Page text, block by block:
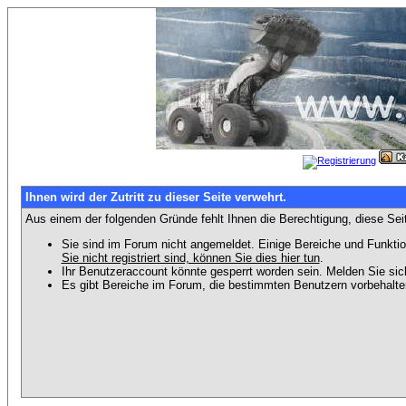
Ihnen wird der Zutritt zu dieser Seite verwehrt.
Aus einem der folgenden Gründe fehlt Ihnen die Berechtigung, diese
Sie sind im Forum nicht angemeldet. Einige Bereiche und
Sie nicht registriert sind, können Sie dies hier tun.
Ihr Benutzeraccount könnte gesperrt worden sein. Melden Sie
Es gibt Bereiche im Forum, die bestimmten Benutzern